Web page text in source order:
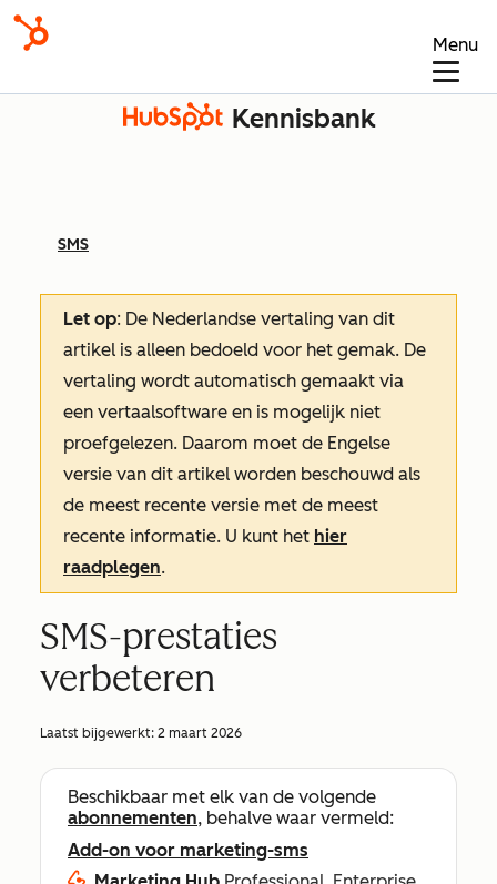
Menu
Kennisbank
SMS
Let op: De Nederlandse vertaling van dit
artikel is alleen bedoeld voor het gemak. De
vertaling wordt automatisch gemaakt via
een vertaalsoftware en is mogelijk niet
proefgelezen. Daarom moet de Engelse
versie van dit artikel worden beschouwd als
de meest recente versie met de meest
recente informatie. U kunt het hier
raadplegen.
SMS-prestaties
verbeteren
Laatst bijgewerkt: 2 maart 2026
Beschikbaar met elk van de volgende
abonnementen, behalve waar vermeld:
Add-on voor marketing-sms